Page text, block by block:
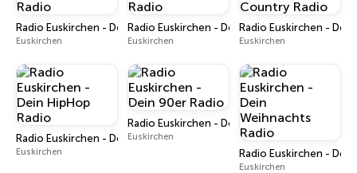
Radio Euskirchen - Dein Sommer Radio
Euskirchen
Radio Euskirchen - Dein Urban Radio
Euskirchen
Radio Euskirchen -
Euskirchen
Radio Euskirchen - Dein HipHop Radio
Euskirchen
Radio Euskirchen - Dein 90er Radio
Euskirchen
Radio Euskirchen -
Euskirchen